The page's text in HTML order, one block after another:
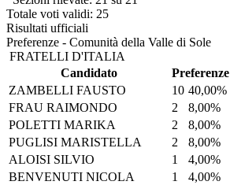
Totale voti validi: 25
Risultati ufficiali
Preferenze - Comunità della Valle di Sole
FRATELLI D'ITALIA
Candidato
Preferenze
ZAMBELLI FAUSTO
10 40,00%
FRAU RAIMONDO
2
8,00%
POLETTI MARIKA
2
8,00%
PUGLISI MARISTELLA
2
8,00%
ALOISI SILVIO
1
4,00%
BENVENUTI NICOLA
1
4,00%